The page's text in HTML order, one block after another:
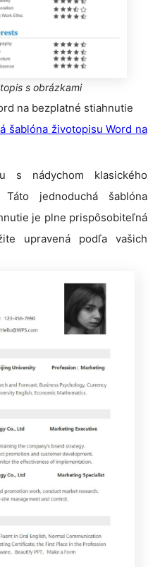
s obrázkami
na bezplatné stiahnutie
šablóna životopisu Word na
s nádychom klasického
jednoduchá šablóna
je plne prispôsobiteľná
upravená podľa vašich